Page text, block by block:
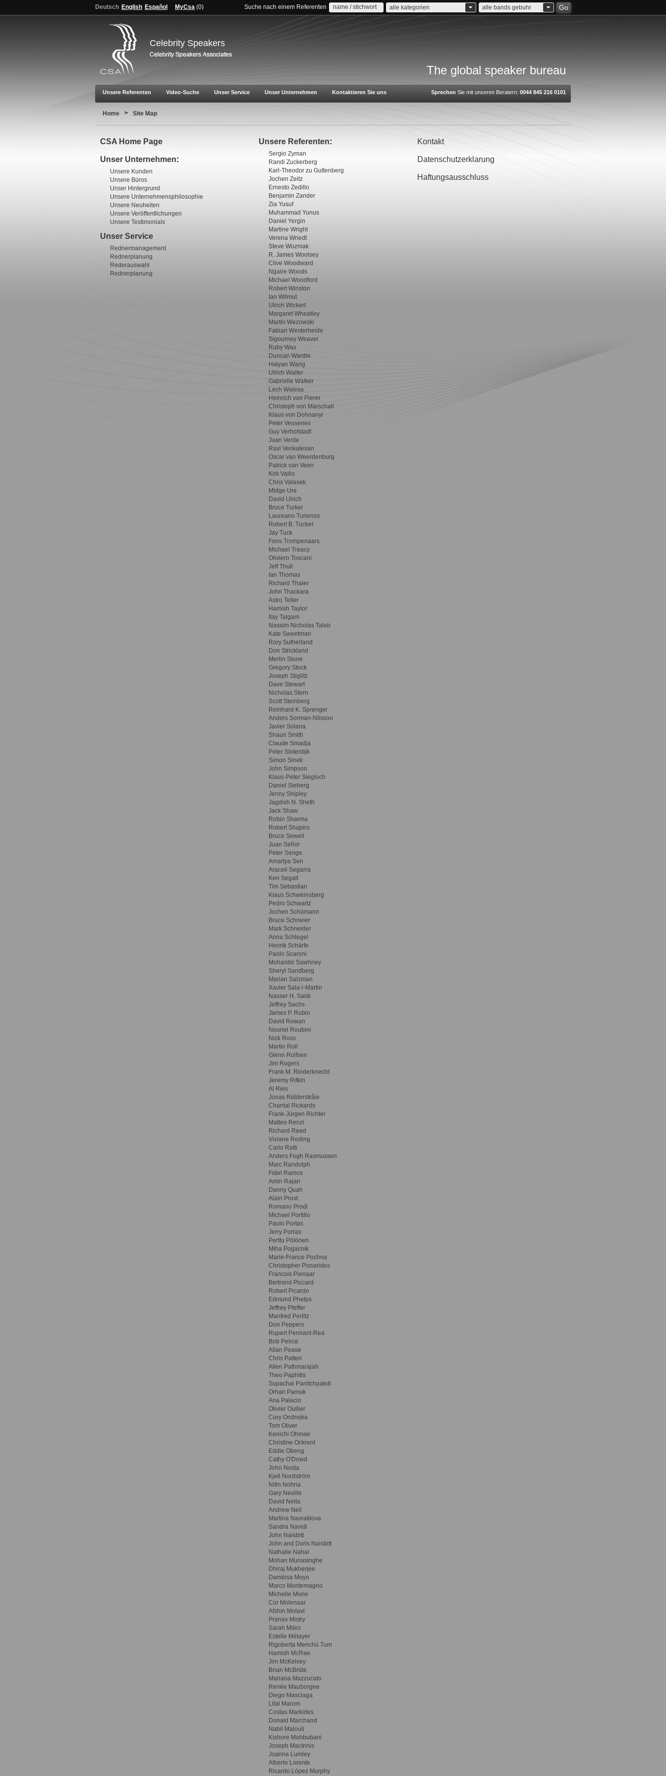
Deutsch English Español MyCsa (0) Suche nach einem Referenten alle kategorien alle bands gebuhr Go
Celebrity Speakers
The global speaker bureau
Unsere Referenten Video-Suche Unser Service Unser Unternehmen Kontaktieren Sie uns Sprechen Sie mit unseren Beratern: 0044 845 216 0101
Home > Site Map
CSA Home Page
Unser Unternehmen:
Unsere Kunden
Unsere Büros
Unser Hintergrund
Unsere Unternehmensphilosophie
Unsere Neuheiten
Unsere Veröffentlichungen
Unsere Testimonials
Unser Service
Rednermanagement
Rednerplanung
Rederauswahl
Rednerplanung
Unsere Referenten:
Sergio Zyman
Randi Zuckerberg
Karl-Theodor zu Guttenberg
Jochen Zeitz
Ernesto Zedillo
Benjamin Zander
Zia Yusuf
Muhammad Yunus
Daniel Yergin
Martine Wright
Verena Wriedt
Steve Wozniak
R. James Woolsey
Clive Woodward
Ngaire Woods
Michael Woodford
Robert Winston
Ian Wilmut
Ulrich Wickert
Margaret Wheatley
Martin Wezowski
Fabian Westerheide
Sigourney Weaver
Ruby Wax
Duncan Wardle
Haiyan Wang
Ulrich Walter
Gabrielle Walker
Lech Walesa
Heinrich von Pierer
Christoph von Marschall
Klaus von Dohnanyi
Peter Vessenes
Guy Verhofstadt
Juan Verde
Ravi Venkatesan
Oscar van Weerdenburg
Patrick van Veen
Kirk Vallis
Chris Valasek
Midge Ure
David Ulrich
Bruce Turkel
Laureano Turienzo
Robert B. Tucker
Jay Tuck
Fons Trompenaars
Michael Treacy
Oliviero Toscani
Jeff Thull
Ian Thomas
Richard Thaler
John Thackara
Astro Teller
Hamish Taylor
Itay Talgam
Nassim Nicholas Taleb
Kate Sweetman
Rory Sutherland
Don Strickland
Merlin Stone
Gregory Stock
Joseph Stiglitz
Dave Stewart
Nicholas Stern
Scott Steinberg
Reinhard K. Sprenger
Anders Sorman-Nilsson
Javier Solana
Shaun Smith
Claude Smadja
Peter Sloterdijk
Simon Sinek
John Simpson
Klaus-Peter Siegloch
Daniel Sieberg
Jenny Shipley
Jagdish N. Sheth
Jack Shaw
Robin Sharma
Robert Shapiro
Bruce Sewell
Juan Señor
Peter Senge
Amartya Sen
Araceli Segarra
Ken Segall
Tim Sebastian
Klaus Schweinsberg
Pedro Schwartz
Jochen Schümann
Bruce Schneier
Mark Schneider
Anna Schlegel
Henrik Schärfe
Paolo Scaroni
Mohanbir Sawhney
Sheryl Sandberg
Marian Salzman
Xavier Sala-i-Martin
Nasser H. Saidi
Jeffrey Sachs
James P. Rubin
David Rowan
Nouriel Roubini
Nick Ross
Martin Roll
Glenn Rolfsen
Jim Rogers
Frank M. Rinderknecht
Jeremy Rifkin
Al Ries
Jonas Ridderstråle
Chantal Rickards
Frank-Jürgen Richter
Matteo Renzi
Richard Reed
Viviane Reding
Carlo Ratti
Anders Fogh Rasmussen
Marc Randolph
Fidel Ramos
Amin Rajan
Danny Quah
Alain Prost
Romano Prodi
Michael Portillo
Paulo Portas
Jerry Porras
Perttu Pölönen
Miha Pogacnik
Marie-France Pochna
Christopher Pissarides
Francois Pienaar
Bertrand Piccard
Robert Picardo
Edmund Phelps
Jeffrey Pfeffer
Manfred Perlitz
Don Peppers
Rupert Pennant-Rea
Bob Peirce
Allan Pease
Chris Patten
Allen Pathmarajah
Theo Paphitis
Supachai Panitchpakdi
Orhan Pamuk
Ana Palacio
Olivier Oullier
Cory Ondrejka
Tom Oliver
Kenichi Ohmae
Christine Ockrent
Eddie Obeng
Cathy O'Dowd
John Nosta
Kjell Nordström
Nitin Nohria
Gary Neville
David Neita
Andrew Neil
Martina Navratilova
Sandra Navidi
John Naisbitt
John and Doris Naisbitt
Nathalie Nahai
Mohan Munasinghe
Dhiraj Mukherjee
Dambisa Moyo
Marco Montemagno
Michelle Mone
Cor Molenaar
Afshin Molavi
Pranav Mistry
Sarah Miles
Estelle Métayer
Rigoberta Menchú Tum
Hamish McRae
Jim McKelvey
Brian McBride
Mariana Mazzucato
Renée Mauborgne
Diego Masciaga
Lital Marom
Costas Markides
Donald Marchand
Nabil Malouli
Kishore Mahbubani
Joseph MacInnis
Joanna Lumley
Alberto Lorente
Ricardo López Murphy
Kontakt
Datenschutzerklarung
Haftungsausschluss